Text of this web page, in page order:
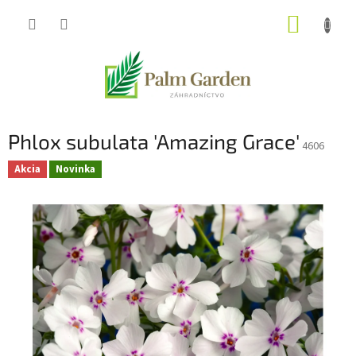
Phlox subulata 'Amazing Grace' 4606
Akcia Novinka